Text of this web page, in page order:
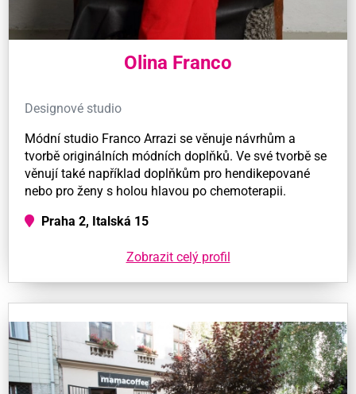
Olina Franco
Designové studio
Módní studio Franco Arrazi se věnuje návrhům a
tvorbě originálních módních doplňků. Ve své tvorbě se
věnují také například doplňkům pro hendikepované
nebo pro ženy s holou hlavou po chemoterapii.
Praha 2, Italská 15
Zobrazit celý profil